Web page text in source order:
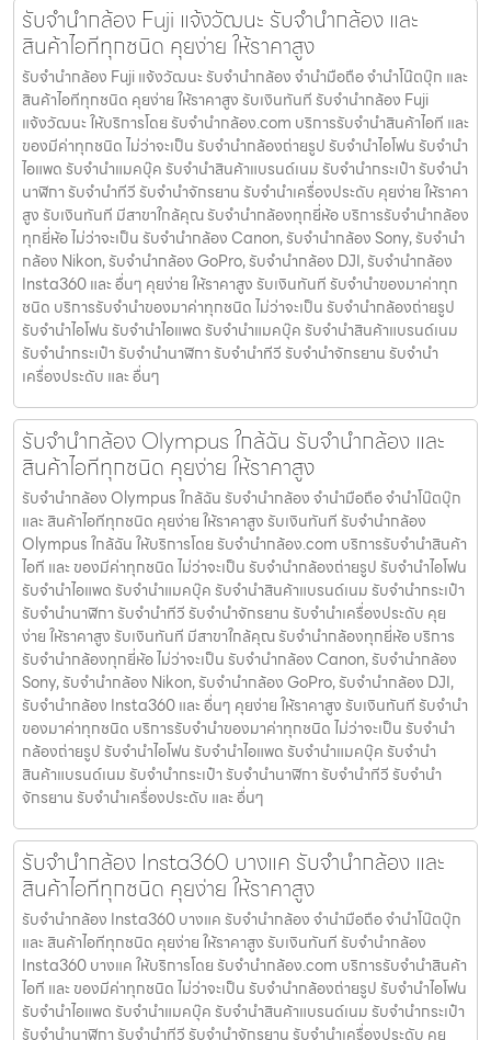
รับจำนำกล้อง Fuji แจ้งวัฒนะ รับจํานํากล้อง และ
สินค้าไอทีทุกชนิด คุยง่าย ให้ราคาสูง
รับจำนำกล้อง Fuji แจ้งวัฒนะ รับจํานํากล้อง จำนำมือถือ จำนำโน๊ตบุ๊ก และ
สินค้าไอทีทุกชนิด คุยง่าย ให้ราคาสูง รับเงินทันที รับจำนำกล้อง Fuji
แจ้งวัฒนะ ให้บริการโดย รับจํานํากล้อง.com บริการรับจํานําสินค้าไอที และ
ของมีค่าทุกชนิด ไม่ว่าจะเป็น รับจํานํากล้องถ่ายรูป รับจํานําไอโฟน รับจํานํา
ไอแพด รับจํานําแมคบุ๊ค รับจํานําสินค้าแบรนด์เนม รับจํานํากระเป๋า รับจํานํา
นาฬิกา รับจํานําทีวี รับจํานําจักรยาน รับจํานําเครื่องประดับ คุยง่าย ให้ราคา
สูง รับเงินทันที มีสาขาใกล้คุณ รับจำนำกล้องทุกยี่ห้อ บริการรับจำนำกล้อง
ทุกยี่ห้อ ไม่ว่าจะเป็น รับจำนำกล้อง Canon, รับจำนำกล้อง Sony, รับจำนำ
กล้อง Nikon, รับจำนำกล้อง GoPro, รับจำนำกล้อง DJI, รับจำนำกล้อง
Insta360 และ อื่นๆ คุยง่าย ให้ราคาสูง รับเงินทันที รับจำนำของมาค่าทุก
ชนิด บริการรับจำนำของมาค่าทุกชนิด ไม่ว่าจะเป็น รับจํานํากล้องถ่ายรูป
รับจํานําไอโฟน รับจํานําไอแพด รับจํานําแมคบุ๊ค รับจํานําสินค้าแบรนด์เนม
รับจํานํากระเป๋า รับจํานํานาฬิกา รับจํานําทีวี รับจํานําจักรยาน รับจํานํา
เครื่องประดับ และ อื่นๆ
รับจํานํากล้อง Olympus ใกล้ฉัน รับจํานํากล้อง และ
สินค้าไอทีทุกชนิด คุยง่าย ให้ราคาสูง
รับจํานํากล้อง Olympus ใกล้ฉัน รับจํานํากล้อง จำนำมือถือ จำนำโน๊ตบุ๊ก
และ สินค้าไอทีทุกชนิด คุยง่าย ให้ราคาสูง รับเงินทันที รับจํานํากล้อง
Olympus ใกล้ฉัน ให้บริการโดย รับจํานํากล้อง.com บริการรับจํานําสินค้า
ไอที และ ของมีค่าทุกชนิด ไม่ว่าจะเป็น รับจํานํากล้องถ่ายรูป รับจํานําไอโฟน
รับจํานําไอแพด รับจํานําแมคบุ๊ค รับจํานําสินค้าแบรนด์เนม รับจํานํากระเป๋า
รับจํานํานาฬิกา รับจํานําทีวี รับจํานําจักรยาน รับจํานําเครื่องประดับ คุย
ง่าย ให้ราคาสูง รับเงินทันที มีสาขาใกล้คุณ รับจำนำกล้องทุกยี่ห้อ บริการ
รับจำนำกล้องทุกยี่ห้อ ไม่ว่าจะเป็น รับจำนำกล้อง Canon, รับจำนำกล้อง
Sony, รับจำนำกล้อง Nikon, รับจำนำกล้อง GoPro, รับจำนำกล้อง DJI,
รับจำนำกล้อง Insta360 และ อื่นๆ คุยง่าย ให้ราคาสูง รับเงินทันที รับจำนำ
ของมาค่าทุกชนิด บริการรับจำนำของมาค่าทุกชนิด ไม่ว่าจะเป็น รับจํานํา
กล้องถ่ายรูป รับจํานําไอโฟน รับจํานําไอแพด รับจํานําแมคบุ๊ค รับจํานํา
สินค้าแบรนด์เนม รับจํานํากระเป๋า รับจํานํานาฬิกา รับจํานําทีวี รับจํานํา
จักรยาน รับจํานําเครื่องประดับ และ อื่นๆ
รับจำนำกล้อง Insta360 บางแค รับจํานํากล้อง และ
สินค้าไอทีทุกชนิด คุยง่าย ให้ราคาสูง
รับจำนำกล้อง Insta360 บางแค รับจํานํากล้อง จำนำมือถือ จำนำโน๊ตบุ๊ก
และ สินค้าไอทีทุกชนิด คุยง่าย ให้ราคาสูง รับเงินทันที รับจำนำกล้อง
Insta360 บางแค ให้บริการโดย รับจํานํากล้อง.com บริการรับจํานําสินค้า
ไอที และ ของมีค่าทุกชนิด ไม่ว่าจะเป็น รับจํานํากล้องถ่ายรูป รับจํานําไอโฟน
รับจํานําไอแพด รับจํานําแมคบุ๊ค รับจํานําสินค้าแบรนด์เนม รับจํานํากระเป๋า
รับจํานํานาฬิกา รับจํานําทีวี รับจํานําจักรยาน รับจํานําเครื่องประดับ คุย